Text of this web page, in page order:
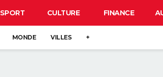
SPORT CULTURE FINANCE
MONDE VILLES +